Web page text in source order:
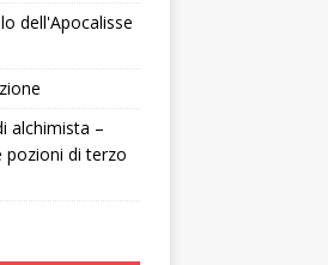
dell'Apocalisse
alchimista –
pozioni di terzo